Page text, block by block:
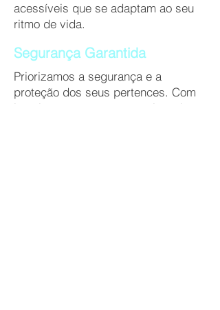
acessíveis que se adaptam ao seu
ritmo de vida.
Segurança Garantida
Priorizamos a segurança e a
proteção dos seus pertences. Com
instalações seguras e monitoradas,